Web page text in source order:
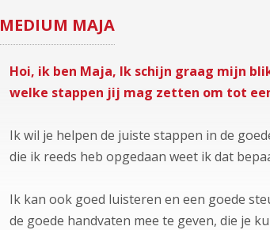
MEDIUM MAJA
Hoi, ik ben Maja, Ik schijn graag mijn
welke stappen jij mag zetten om tot
Ik wil je helpen de juiste stappen in de
die ik reeds heb opgedaan weet ik dat
Ik kan ook goed luisteren en een goede
de goede handvaten mee te geven, die je